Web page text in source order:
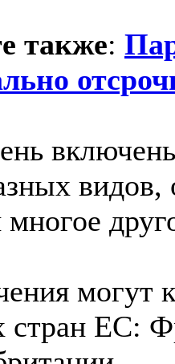
также:
видов,
могут
стран ЕС: